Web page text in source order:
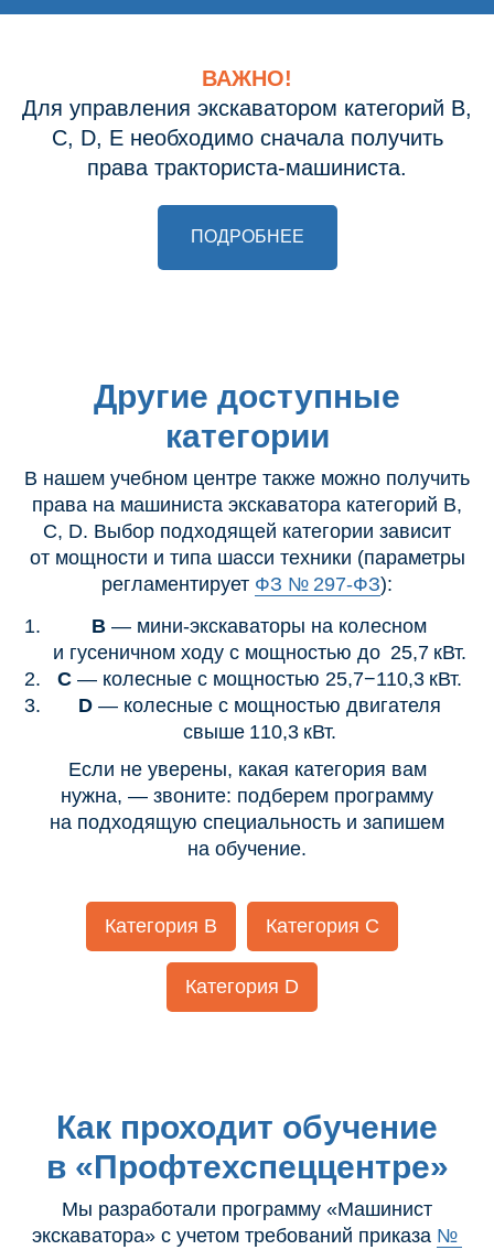
ВАЖНО!
Для управления экскаватором категорий B,
C, D, Е необходимо сначала получить
права тракториста-машиниста.
ПОДРОБНЕЕ
Другие доступные
категории
В нашем учебном центре также можно получить
права на машиниста экскаватора категорий B,
C, D. Выбор подходящей категории зависит
от мощности и типа шасси техники (параметры
регламентирует ФЗ № 297-ФЗ):
B — мини‑экскаваторы на колесном
и гусеничном ходу с мощностью до 25,7 кВт.
C— колесные с мощностью 25,7−110,3 кВт.
D— колесные с мощностью двигателя
свыше 110,3 кВт.
Если не уверены, какая категория вам
нужна, — звоните: подберем программу
на подходящую специальность и запишем
на обучение.
Категория В Категория С
Категория D
Как проходит обучение
в «Профтехспеццентре»
Мы разработали программу «Машинист
экскаватора» с учетом требований приказа №